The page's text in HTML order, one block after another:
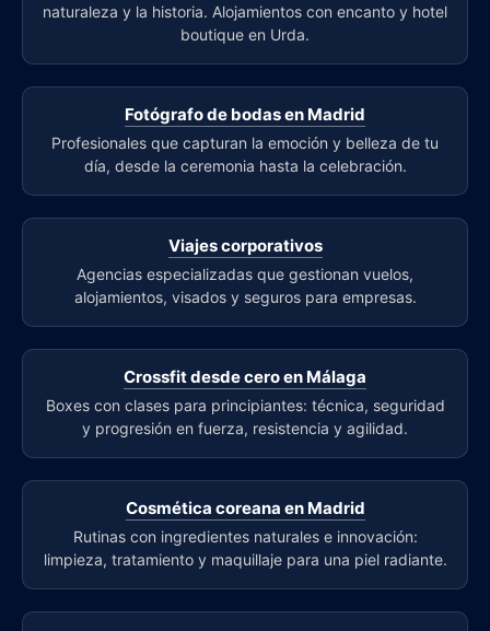
naturaleza y la historia. Alojamientos con encanto y hotel
boutique en Urda.
Fotógrafo de bodas en Madrid
Profesionales que capturan la emoción y belleza de tu
día, desde la ceremonia hasta la celebración.
Viajes corporativos
Agencias especializadas que gestionan vuelos,
alojamientos, visados y seguros para empresas.
Crossfit desde cero en Málaga
Boxes con clases para principiantes: técnica, seguridad
y progresión en fuerza, resistencia y agilidad.
Cosmética coreana en Madrid
Rutinas con ingredientes naturales e innovación:
limpieza, tratamiento y maquillaje para una piel radiante.